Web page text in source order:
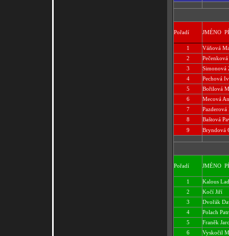
Pořadí JMÉNO
1
Váňová
2
Pečenková
3
Simonová
4
Pechová
5
Bořilová
6
Mecová
7
Pazderová
8
Baštová
9
Bryndová
Pořadí JMÉNO
1
Kalous
2
Kočí Jiří
3
Dvořák
4
Polach
5
Franěk
6
Vyskočil